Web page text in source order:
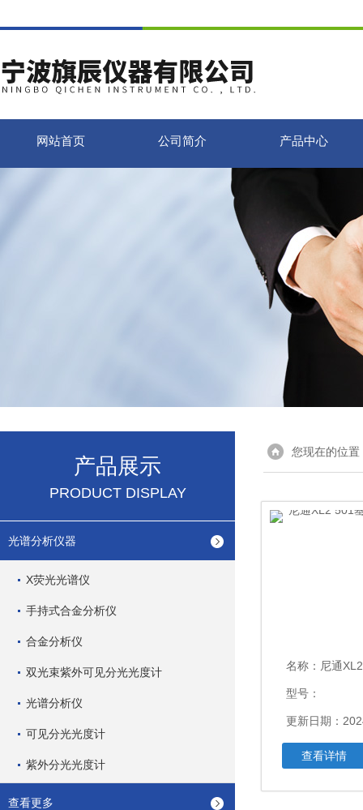
网站首页 公司简介 产品中心
产品展示
PRODUCT DISPLAY
光谱分析仪器
X荧光光谱仪
手持式合金分析仪
合金分析仪
双光束紫外可见分光光度计
光谱分析仪
可见分光光度计
紫外分光光度计
查看更多
您现在的位置
名称： 尼通XL2 501
型号：
更新日期：
查看详情